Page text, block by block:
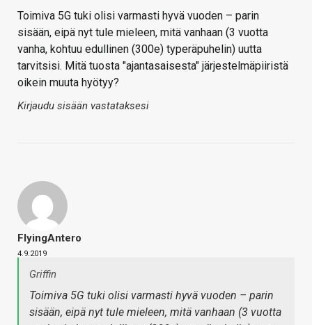
Toimiva 5G tuki olisi varmasti hyvä vuoden – parin
sisään, eipä nyt tule mieleen, mitä vanhaan (3 vuotta
vanha, kohtuu edullinen (300e) typeräpuhelin) uutta
tarvitsisi. Mitä tuosta "ajantasaisesta" järjestelmäpiiristä
oikein muuta hyötyy?
Kirjaudu sisään vastataksesi
FlyingAntero
4.9.2019
Griffin
Toimiva 5G tuki olisi varmasti hyvä vuoden – parin
sisään, eipä nyt tule mieleen, mitä vanhaan (3 vuotta